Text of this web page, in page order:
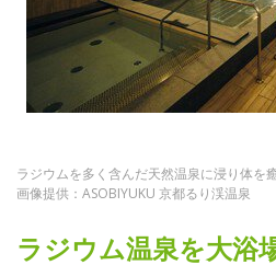
ラジウムを多く含んだ天然温泉に浸り体を
画像提供：ASOBIYUKU 京都るり渓温泉
ラジウム温泉を大浴